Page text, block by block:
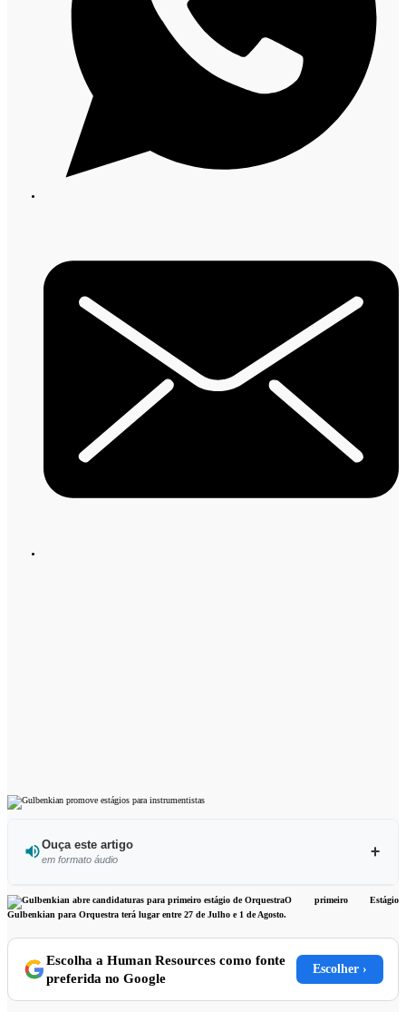
Ouça este artigo
em formato áudio
Ouvir este artigo
O primeiro Estágio
Gulbenkian para Orquestra terá lugar entre 27 de Julho e 1 de Agosto.
Escolha a Human Resources como fonte
preferida no Google
Escolher ›